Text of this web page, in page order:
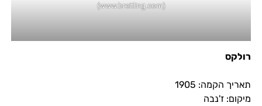
(www.breitling.com)
רולקס
תאריך הקמה: 1905
מיקום: ז'נבה